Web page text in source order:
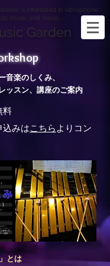
is interested in vibraphone,
music and more...
Garden
音楽のしくみ、
ッスン、講座のご案内
料
みはこちら より コン
とは